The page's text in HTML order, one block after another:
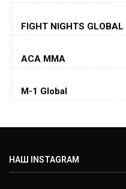
Jorge Masvidal
Колби
Дэниель
FIGHT NIGHTS GLOBAL
ACA MMA
M-1 Global
НАШ INSTAGRAM